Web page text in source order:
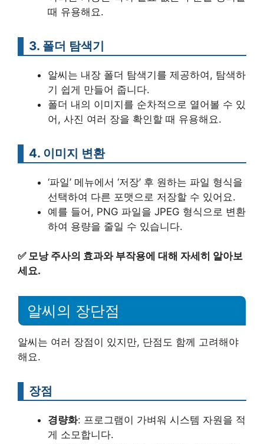
때 유용해요.
3. 폴더 탐색기
알씨는 내장 폴더 탐색기를 제공하여, 탐색하
기 쉽게 만들어 줍니다.
폴더 내의 이미지를 순차적으로 열어볼 수 있
어, 사진 여러 장을 확인할 때 유용해요.
4. 이미지 변환
‘파일’ 메뉴에서 ‘저장’ 후 원하는 파일 형식을
선택하여 다른 포맷으로 저장할 수 있어요.
예를 들어, PNG 파일을 JPEG 형식으로 변환
하여 용량을 줄일 수 있습니다.
✅ 모낭 주사의 효과와 부작용에 대해 자세히 알아보
세요.
알씨의 장단점
알씨는 여러 장점이 있지만, 단점도 함께 고려해야
해요.
장점
경량화: 프로그램이 가벼워 시스템 자원을 적
게 소모합니다.